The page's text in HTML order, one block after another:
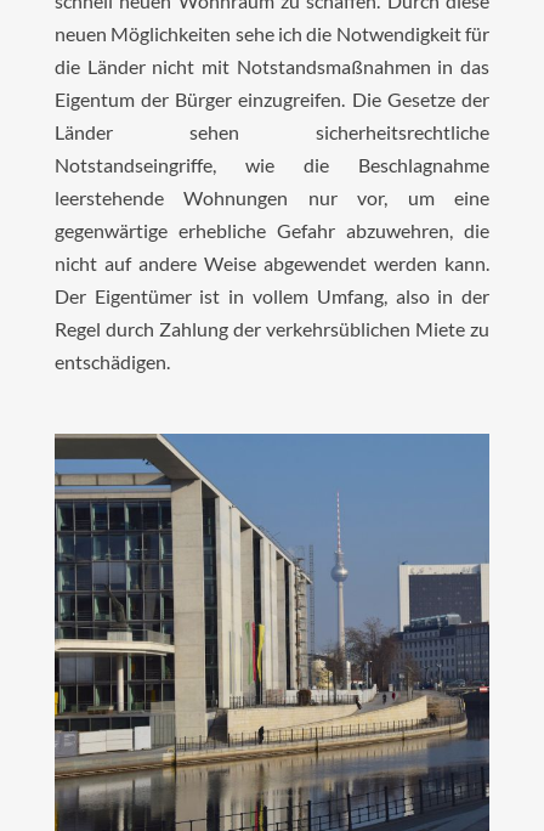
neuen Möglichkeiten sehe ich die Notwendigkeit für
die Länder nicht mit Notstandsmaßnahmen in das
Eigentum der Bürger einzugreifen. Die Gesetze der
Länder sehen sicherheitsrechtliche
Notstandseingriffe, wie die Beschlagnahme
leerstehende Wohnungen nur vor, um eine
gegenwärtige erhebliche Gefahr abzuwehren, die
nicht auf andere Weise abgewendet werden kann.
Der Eigentümer ist in vollem Umfang, also in der
Regel durch Zahlung der verkehrsüblichen Miete zu
entschädigen.